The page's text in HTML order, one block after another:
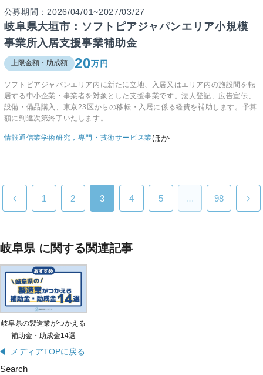
公募期間：2026/04/01~2027/03/27
岐阜県大垣市：ソフトピアジャパンエリア小規模
事業所入居支援事業補助金
上限金額・助成額 20万円
ソフトピアジャパンエリア内に新たに立地、入居又はエリア内の施設間を転
居する中小企業・事業者を対象とした支援事業です。法人登記、広告宣伝、
設備・備品購入、東京23区からの移転・入居に係る経費を補助します。予算
額に到達次第終了いたします。
情報通信業学術研究，専門・技術サービス業ほか
1 2 3 4 5 … 98
岐阜県 に関する関連記事
岐阜県の製造業がつかえる
補助金・助成金14選
メディアTOPに戻る
Search